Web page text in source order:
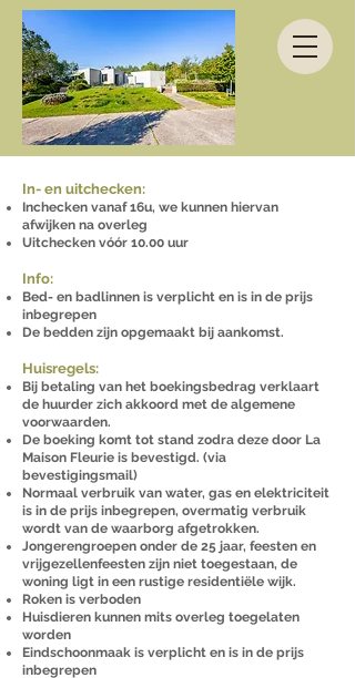
In- en uitchecken:
Inchecken vanaf 16u, we kunnen hiervan
afwijken na overleg
Uitchecken vóór 10.00 uur
Info:
Bed- en badlinnen is verplicht en is in de prijs
inbegrepen
De bedden zijn opgemaakt bij aankomst.
Huisregels:
Bij betaling van het boekingsbedrag verklaart
de huurder zich akkoord met de algemene
voorwaarden.
De boeking komt tot stand zodra deze door La
Maison Fleurie is bevestigd. (via
bevestigingsmail)
Normaal verbruik van water, gas en elektriciteit
is in de prijs inbegrepen, overmatig verbruik
wordt van de waarborg afgetrokken.
Jongerengroepen onder de 25 jaar, feesten en
vrijgezellenfeesten zijn niet toegestaan, de
woning ligt in een rustige residentiële wijk.
Roken is verboden
Huisdieren kunnen mits overleg toegelaten
worden
Eindschoonmaak is verplicht en is in de prijs
inbegrepen